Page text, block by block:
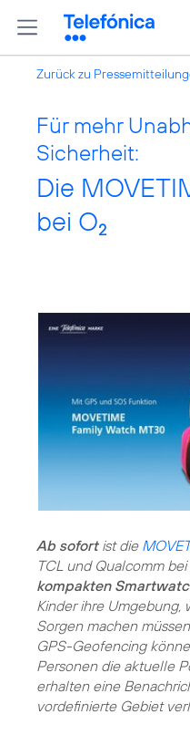
Zurück zu
Für mehr
Sicherheit:
Die
bei O2
Ab sofortist die
TCL und Qualcomm bei
kompakten
Kinder ihre Umgebung,
Sorgen machen
GPS-Geofencing
Personen die aktuelle
erhalten eine
vordefinierte Gebiet